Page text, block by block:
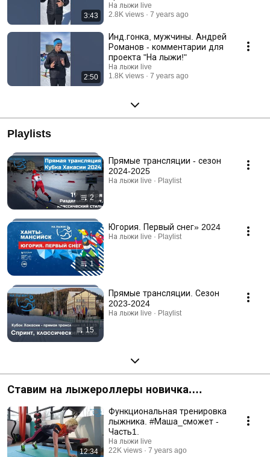
3:43
На лыжи live
2.8K views
7 years ago
2:50
Инд.гонка, мужчины. Андрей
Романов - комментарии для
проекта "На лыжи!"
На лыжи live
1.8K views
7 years ago
Playlists
2
Прямые трансляции - сезон
2024-2025
На лыжи live · Playlist
1
Югория. Первый снег» 2024
На лыжи live · Playlist
15
Прямые трансляции. Сезон
2023-2024
На лыжи live · Playlist
Ставим на лыжероллеры новичка.
#Маша_сможет
12:34
Функциональная тренировка
лыжника. #Маша_сможет -
Часть1.
На лыжи live
22K views
7 years ago